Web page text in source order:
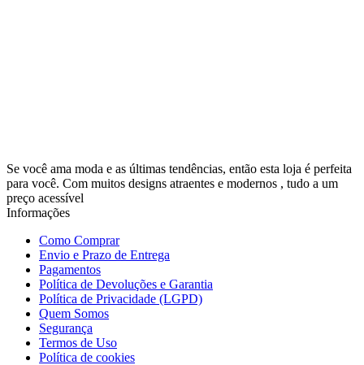
Se você ama moda e as últimas tendências, então esta loja é perfeita
para você. Com muitos designs atraentes e modernos , tudo a um
preço acessível
Informações
Como Comprar
Envio e Prazo de Entrega
Pagamentos
Política de Devoluções e Garantia
Política de Privacidade (LGPD)
Quem Somos
Segurança
Termos de Uso
Política de cookies